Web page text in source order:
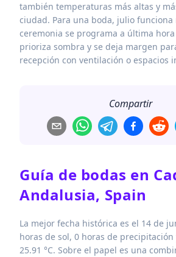
también temperaturas más altas y
ciudad. Para una boda, julio funciona
ceremonia se programa a última
prioriza sombra y se deja margen
recepción con ventilación o espacios
Compartir
Guía de bodas en
Andalusia, Spain
La mejor fecha histórica es el 14 de
horas de sol, 0 horas de
25.91 °C. Sobre el papel es una